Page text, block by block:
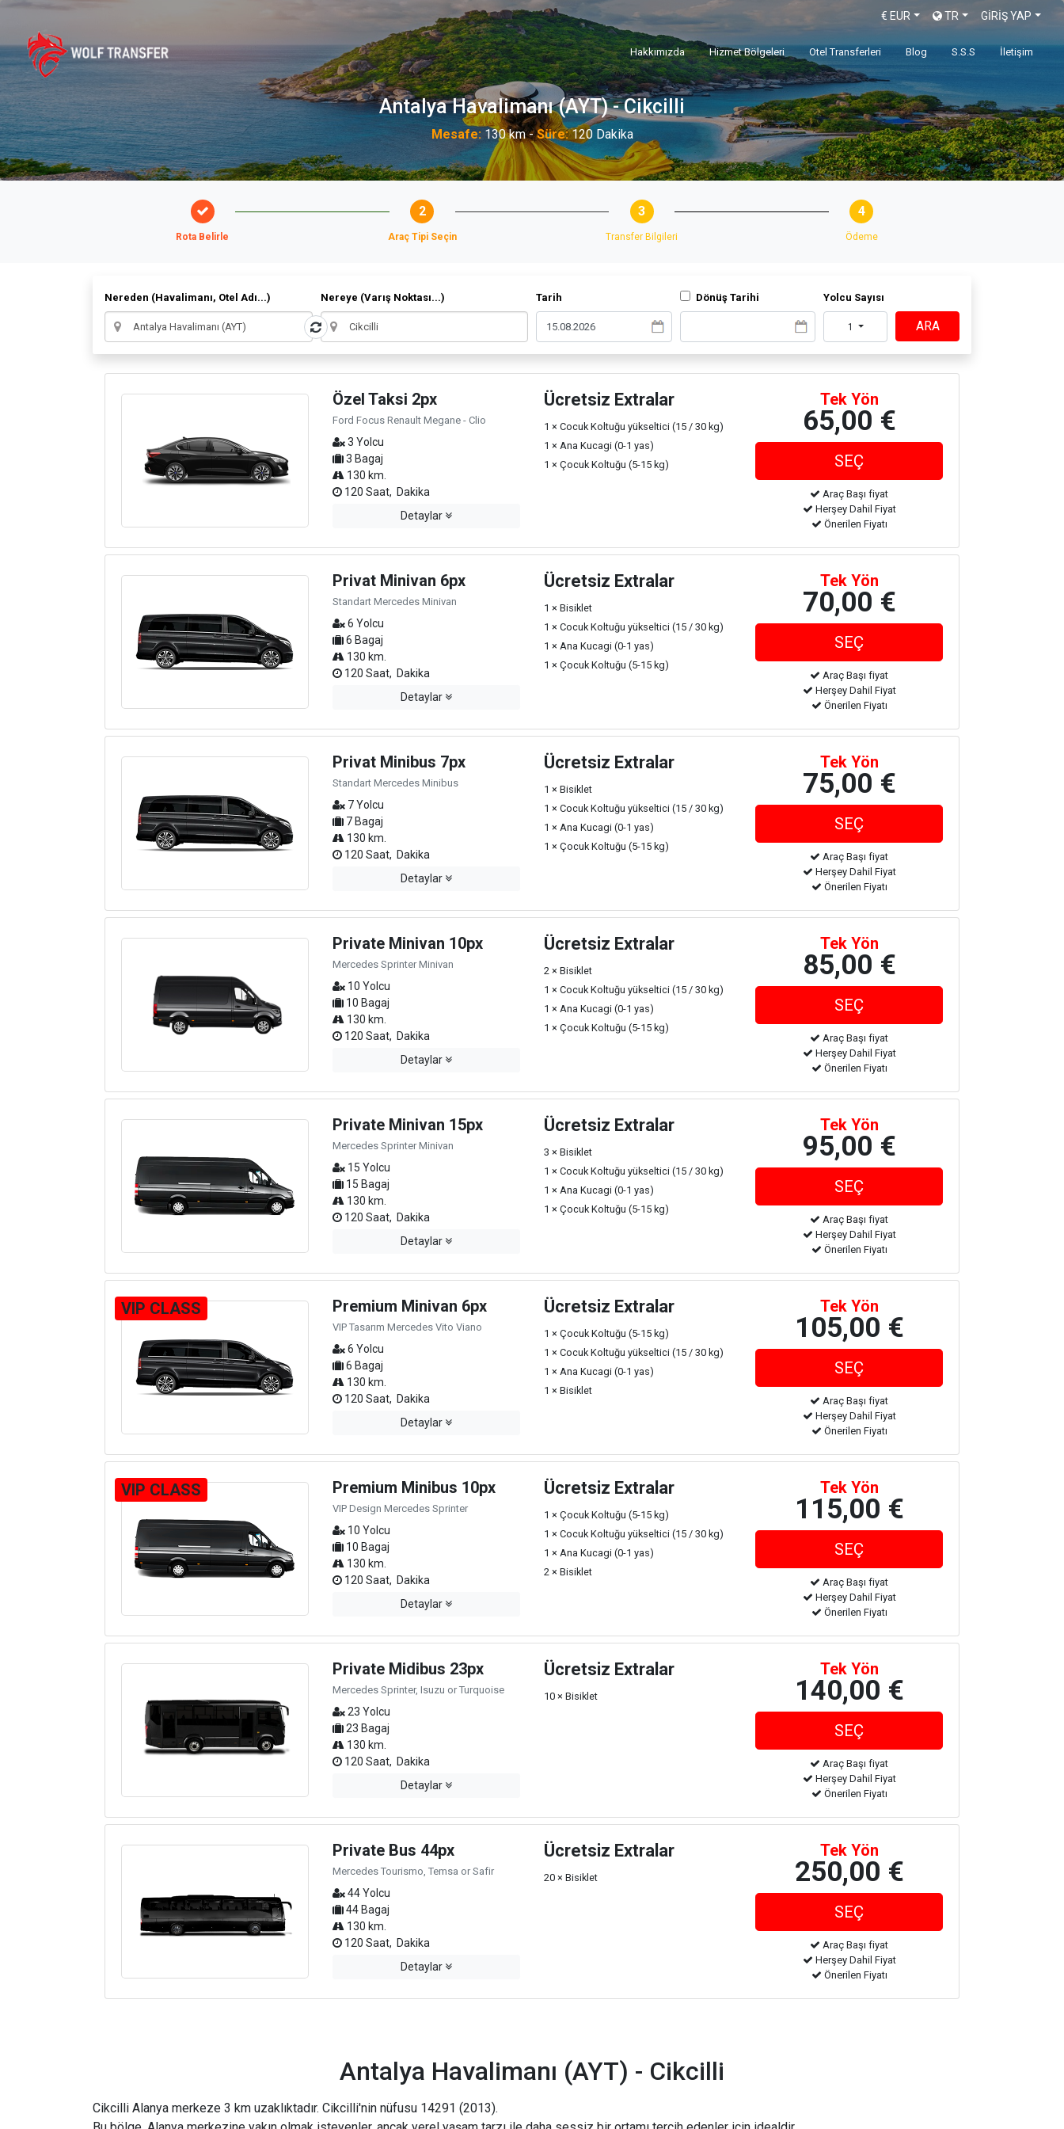
GİRİŞ YAP
TR
€ EUR
Hakkımızda Hizmet Bölgeleri Otel Transferleri Blog S.S.S İletişim
Antalya Havalimanı (AYT) - Cikcilli
Mesafe:130 km -Süre:120 Dakika
Rota Belirle
2
Araç Tipi Seçin
3
Transfer Bilgileri
4
Ödeme
Nereden (Havalimanı, Otel Adı...) Nereye (Varış Noktası...) Tarih Dönüş Tarihi Yolcu Sayısı
1 ARA
Özel Taksi 2px
Ford Focus Renault Megane - Clio
3 Yolcu
3 Bagaj
130 km.
120 Saat, Dakika
Detaylar
Ücretsiz Extralar
1 × Cocuk Koltuğu yükseltici (15 / 30 kg)
1 × Ana Kucagi (0-1 yas)
1 × Çocuk Koltuğu (5-15 kg)
Tek Yön
65,00 €
Araç Başı fiyat
Herşey Dahil Fiyat
Önerilen Fiyatı
Privat Minivan 6px
Standart Mercedes Minivan
6 Yolcu
6 Bagaj
130 km.
120 Saat, Dakika
Detaylar
Ücretsiz Extralar
1 × Bisiklet
1 × Cocuk Koltuğu yükseltici (15 / 30 kg)
1 × Ana Kucagi (0-1 yas)
1 × Çocuk Koltuğu (5-15 kg)
Tek Yön
70,00 €
Araç Başı fiyat
Herşey Dahil Fiyat
Önerilen Fiyatı
Privat Minibus 7px
Standart Mercedes Minibus
7 Yolcu
7 Bagaj
130 km.
120 Saat, Dakika
Detaylar
Ücretsiz Extralar
1 × Bisiklet
1 × Cocuk Koltuğu yükseltici (15 / 30 kg)
1 × Ana Kucagi (0-1 yas)
1 × Çocuk Koltuğu (5-15 kg)
Tek Yön
75,00 €
Araç Başı fiyat
Herşey Dahil Fiyat
Önerilen Fiyatı
Private Minivan 10px
Mercedes Sprinter Minivan
10 Yolcu
10 Bagaj
130 km.
120 Saat, Dakika
Detaylar
Ücretsiz Extralar
2 × Bisiklet
1 × Cocuk Koltuğu yükseltici (15 / 30 kg)
1 × Ana Kucagi (0-1 yas)
1 × Çocuk Koltuğu (5-15 kg)
Tek Yön
85,00 €
Araç Başı fiyat
Herşey Dahil Fiyat
Önerilen Fiyatı
Private Minivan 15px
Mercedes Sprinter Minivan
15 Yolcu
15 Bagaj
130 km.
120 Saat, Dakika
Detaylar
Ücretsiz Extralar
3 × Bisiklet
1 × Cocuk Koltuğu yükseltici (15 / 30 kg)
1 × Ana Kucagi (0-1 yas)
1 × Çocuk Koltuğu (5-15 kg)
Tek Yön
95,00 €
Araç Başı fiyat
Herşey Dahil Fiyat
Önerilen Fiyatı
VIP CLASS Premium Minivan 6px
VIP Tasarım Mercedes Vito Viano
6 Yolcu
6 Bagaj
130 km.
120 Saat, Dakika
Detaylar
Ücretsiz Extralar
1 × Çocuk Koltuğu (5-15 kg)
1 × Cocuk Koltuğu yükseltici (15 / 30 kg)
1 × Ana Kucagi (0-1 yas)
1 × Bisiklet
Tek Yön
105,00 €
Araç Başı fiyat
Herşey Dahil Fiyat
Önerilen Fiyatı
VIP CLASS Premium Minibus 10px
VIP Design Mercedes Sprinter
10 Yolcu
10 Bagaj
130 km.
120 Saat, Dakika
Detaylar
Ücretsiz Extralar
1 × Çocuk Koltuğu (5-15 kg)
1 × Cocuk Koltuğu yükseltici (15 / 30 kg)
1 × Ana Kucagi (0-1 yas)
2 × Bisiklet
Tek Yön
115,00 €
Araç Başı fiyat
Herşey Dahil Fiyat
Önerilen Fiyatı
Private Midibus 23px
Mercedes Sprinter, Isuzu or Turquoise
23 Yolcu
23 Bagaj
130 km.
120 Saat, Dakika
Detaylar
Ücretsiz Extralar
10 × Bisiklet
Tek Yön
140,00 €
Araç Başı fiyat
Herşey Dahil Fiyat
Önerilen Fiyatı
Private Bus 44px
Mercedes Tourismo, Temsa or Safir
44 Yolcu
44 Bagaj
130 km.
120 Saat, Dakika
Detaylar
Ücretsiz Extralar
20 × Bisiklet
Tek Yön
250,00 €
Araç Başı fiyat
Herşey Dahil Fiyat
Önerilen Fiyatı
Antalya Havalimanı (AYT) - Cikcilli
Cikcilli Alanya merkeze 3 km uzaklıktadır. Cikcilli'nin nüfusu 14291 (2013).